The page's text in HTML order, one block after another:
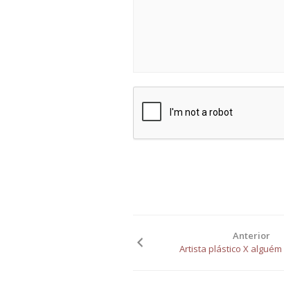
Anterior
Artista plástico X